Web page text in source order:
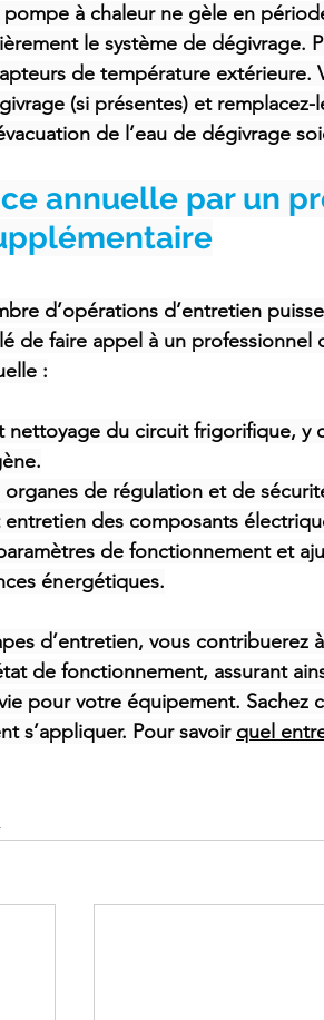
pompe à chaleur ne gèle en
le système de dégivrage.
de température extérieure.
(si présentes) et remplacez-
de l’eau de dégivrage
annuelle par un
d’opérations d’entretien
de faire appel à un professionnel
:
nettoyage du circuit frigorifique, y
de régulation et de
des composants
de fonctionnement et
énergétiques.
d’entretien, vous
de fonctionnement, assurant
pour votre équipement. Sachez
s’appliquer. Pour savoir quel